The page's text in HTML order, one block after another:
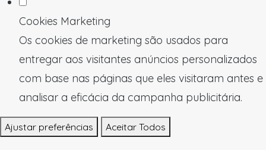
Cookies Marketing
Os cookies de marketing são usados para
entregar aos visitantes anúncios personalizados
com base nas páginas que eles visitaram antes e
analisar a eficácia da campanha publicitária.
Ajustar preferências Aceitar Todos